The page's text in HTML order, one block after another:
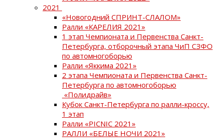
2021
«Новогодний СПРИНТ-СЛАЛОМ»
Ралли «КАРЕЛИЯ 2021»
1 этап Чемпионата и Первенства Санкт-
Петербурга, отборочный этапа ЧиП СЗФО
по автомногоборью
Ралли «Яккима 2021»
2 этапа Чемпионата и Первенства Санкт-
Петербурга по автомногоборью
«Полидрайв»
Кубок Санкт-Петербурга по ралли-кроссу,
1 этап
Ралли «PICNIC 2021»
РАЛЛИ «БЕЛЫЕ НОЧИ 2021»